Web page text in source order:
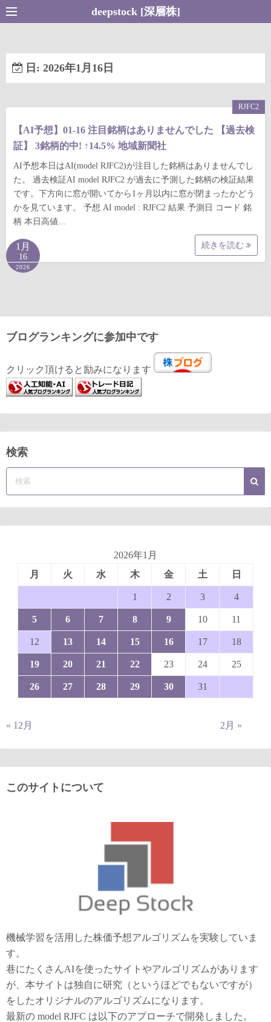
コ
ン
ン
へ
deepstock [深層株]
日: 2026年1月16日
【AI予想】01-16 注目銘柄はありませんでした 【過去検
証】 3銘柄的中! ↑14.5% 地域新聞社
AI予想本日はAI(model RJFC2)が注目した銘柄はありませんでし
た。 過去検証AI model RJFC2 が過去に予測した銘柄の検証結果
です。下方向に窓が開いてから1ヶ月以内に窓が閉まったかどう
かを見ています。 予想 AI model : RJFC2 結果 予測日 コード 銘
柄 本日高値…
続きを読む
RJFC2
1月
16
2026
ブログランキングに参加中です
クリック頂けると励みになります
検索
2026年1月
月
火 水 木 金 土 日
1 2 3 4
5 6 7 8 9 10 11
12 13 14 15 16 17 18
19 20 21 22 23 24 25
26 27 28 29 30 31
« 12月 2月 »
このサイトについて
機械学習を活用した株価予想アルゴリズムを実験していま
す。
巷にたくさんAIを使ったサイトやアルゴリズムがあります
が、本サイトは独自に研究（というほどでもないですが）
をしたオリジナルのアルゴリズムになります。
最新の model RJFC は以下のアプローチで開発しました。